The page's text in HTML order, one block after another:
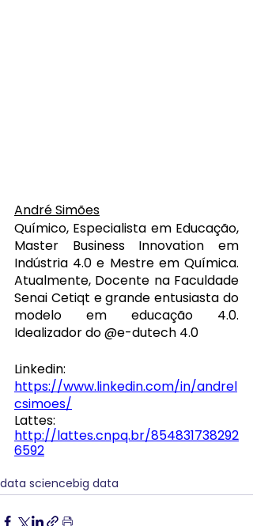
André Simões
Químico, Especialista em Educação,
Master Business Innovation em
Indústria 4.0 e Mestre em Química.
Atualmente, Docente na Faculdade
Senai Cetiqt e grande entusiasta do
modelo em educação 4.0.
Idealizador do @e-dutech 4.0
https://www.linkedin.com/in/andrel
csimoes/
Lattes:
http://lattes.cnpq.br/854831738292
6592
data sciencebig data